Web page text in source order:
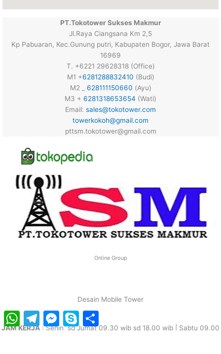
PT.Tokotower Sukses Makmur
Jl.Raya Ciangsana Km 2,5
Kp Pabuaran, Kec.Gunung putri, Kabupaten Bogor, Jawa Barat
16969
T. +6221 29628318 (Office)
M1 +6281288832410 (Budi)
M2 _ 628111150660 (Ayu)
M3 + 6281318653654 (Wati)
Email: sales@tokotower.com
towerkokoh@gmail.com
pttsm.tokotower@gmail.com
Online Group
Desain Mobile Tower
JAM KERJA : Senin sd Jumat 09.30 wib sd 18.00 wib | Sabtu 09.00
WhatsAppTelegramMessenger
Skype